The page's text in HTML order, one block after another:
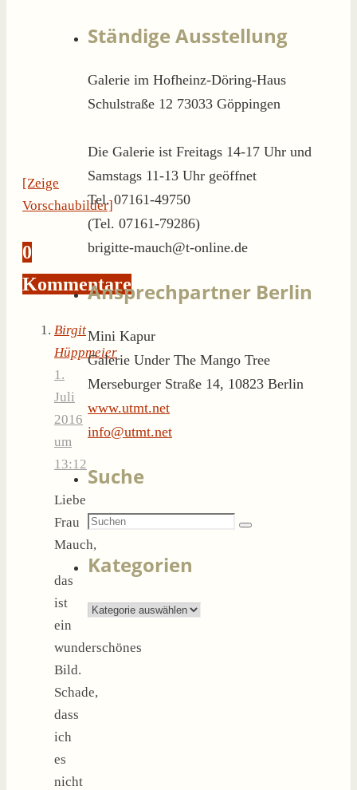
[Zeige
Vorschaubilder]
0
Kommentare
Birgit
Hüppmeier
1.
Juli
2016
um
13:12
Liebe
Frau
Mauch,
das
ist
ein
wunderschönes
Bild.
Schade,
dass
ich
es
nicht
Ständige Ausstellung
Galerie im Hofheinz-Döring-Haus
Schulstraße 12 73033 Göppingen
Die Galerie ist Freitags 14-17 Uhr und
Samstags 11-13 Uhr geöffnet
Tel. 07161-49750
(Tel. 07161-79286)
brigitte-mauch@t-online.de
Ansprechpartner Berlin
Mini Kapur
Galerie Under The Mango Tree
Merseburger Straße 14, 10823 Berlin
www.utmt.net
info@utmt.net
Suche
Suchen
nach:
Suchen
Kategorien
Kategorien